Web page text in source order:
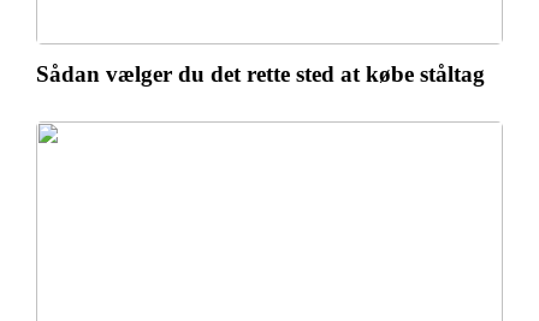
Sådan vælger du det rette sted at købe ståltag